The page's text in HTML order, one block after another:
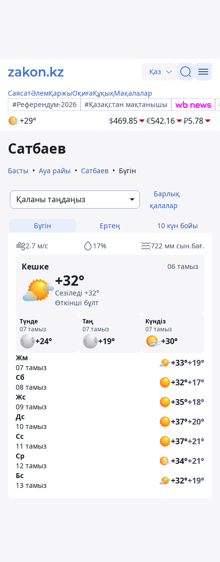
Қаз
СаясатӘлемҚаржыОқиғаҚұқықМақалалар
#Референдум-2026
#Қазақстан мақтанышы
+29° $469.85 €542.16 ₽5.78
Сатбаев
Басты Ауа райы Сатбаев Бүгін
Қаланы таңдаңыз
Барлық
қалалар
Бүгін Ертең 10 күн бойы
2.7 м/с 17% 722 мм сын.бағ.
Кешке 06 тамыз
+32°
Сезіледі +32°
Өткінші бұлт
Түнде
07 тамыз
+24°
Таң
07 тамыз
+19°
Күндіз
07 тамыз
+30°
Жм
07 тамыз
+33°+19°
Сб
08 тамыз
+32°+17°
Жс
09 тамыз
+35°+18°
Дс
10 тамыз
+37°+20°
Сс
11 тамыз
+37°+21°
Ср
12 тамыз
+34°+21°
Бс
13 тамыз
+32°+19°